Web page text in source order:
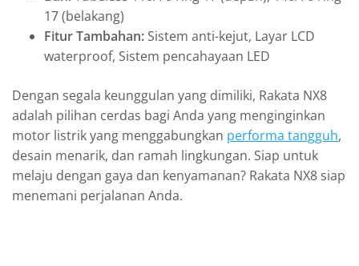
17 (belakang)
Fitur Tambahan: Sistem anti-kejut, Layar LCD
waterproof, Sistem pencahayaan LED
Dengan segala keunggulan yang dimiliki, Rakata NX8
adalah pilihan cerdas bagi Anda yang menginginkan
motor listrik yang menggabungkan performa tangguh,
desain menarik, dan ramah lingkungan. Siap untuk
melaju dengan gaya dan kenyamanan? Rakata NX8 siap
menemani perjalanan Anda.